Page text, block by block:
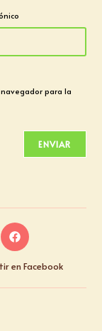
para la
en Facebook